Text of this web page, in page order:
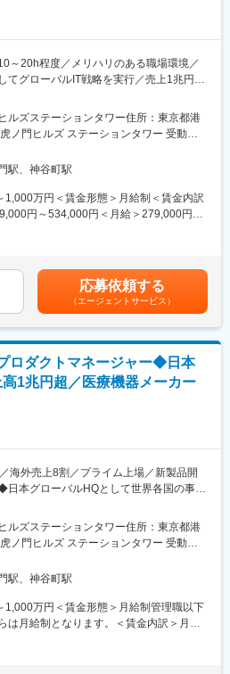
け資料、社内向け情報提供資料の作成
チームとの連携
ートナーとの協働による価値創出
ションは週１～２回程利用されておりま
、月複数回発生いたします。
、海外出張は年1回程度となります。
場環境づくりを推進。
年度からの5か年成長戦略「GS26」で
ューションへ」という中長期ビジョンを
的かつ包括的なソリューションを提供す
造に貢献し企業価値の最大化を目指しま
る業務
20h程度／メリハリのある職場環境／
てグローバルIT戦略を実行／売上1兆円超
ビジネスのグローバル化など、変化に柔
ラ環境の整備が必要になっています。そ
進する担当者を募集いたします。
フラ環境の整備を担当
行
ント管理
理まで担当できます
えるために、様々なチャレンジが可能
して仕事を行うため、広範囲で活躍が可
ジタル化推進活動に参加可能です
～14:00がコアタイム
は週３～４回程在宅勤務されておりま
ーの設定など、日々の就業時間の管理を
づくりを推進。
ルズステーションタワー住所：東京都港
ノ門ヒルズ ステーションタワー 受動喫
場所あり変更の範囲：会社の定める事業
）
駅、神谷町駅
1,000万円＜賃金形態＞月給制＜賃金内訳
円～534,000円＜月給＞279,000円～
て上下する可能性があります。月給(月額)
です。
応募依頼する
（エージェントサービス）
ロダクトマネージャー◆日本
1兆円超／医療機器メーカー
海外売上8割／プライム上場／新製品開
日本グローバルHQとして世界各国の事業
製品プロジェクトにおける部門横断的な
の立案、製品トレーニングの実施
開発部門、オペレーション部門との連携
、社内開発だけでなく外部導入の検討
っていただくか検討いたします
ルズステーションタワー住所：東京都港
ノ門ヒルズ ステーションタワー 受動喫
場所あり変更の範囲：会社の定める事業
駅、神谷町駅
1,000万円＜賃金形態＞月給制管理職以下
は月給制となります。＜賃金内訳＞月額